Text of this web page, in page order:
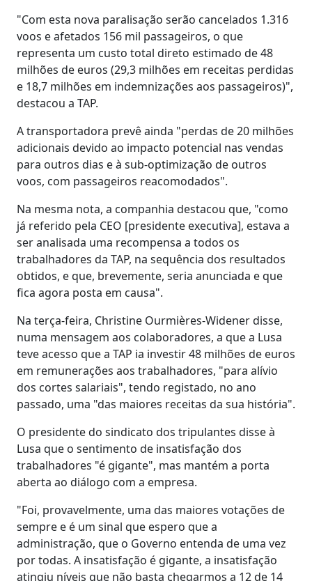
"Com esta nova paralisação serão cancelados 1.316
voos e afetados 156 mil passageiros, o que
representa um custo total direto estimado de 48
milhões de euros (29,3 milhões em receitas perdidas
e 18,7 milhões em indemnizações aos passageiros)",
destacou a TAP.
A transportadora prevê ainda "perdas de 20 milhões
adicionais devido ao impacto potencial nas vendas
para outros dias e à sub-optimização de outros
voos, com passageiros reacomodados".
Na mesma nota, a companhia destacou que, "como
já referido pela CEO [presidente executiva], estava a
ser analisada uma recompensa a todos os
trabalhadores da TAP, na sequência dos resultados
obtidos, e que, brevemente, seria anunciada e que
fica agora posta em causa".
Na terça-feira, Christine Ourmières-Widener disse,
numa mensagem aos colaboradores, a que a Lusa
teve acesso que a TAP ia investir 48 milhões de euros
em remunerações aos trabalhadores, "para alívio
dos cortes salariais", tendo registado, no ano
passado, uma "das maiores receitas da sua história".
O presidente do sindicato dos tripulantes disse à
Lusa que o sentimento de insatisfação dos
trabalhadores "é gigante", mas mantém a porta
aberta ao diálogo com a empresa.
"Foi, provavelmente, uma das maiores votações de
sempre e é um sinal que espero que a
administração, que o Governo entenda de uma vez
por todas. A insatisfação é gigante, a insatisfação
atingiu níveis que não basta chegarmos a 12 de 14